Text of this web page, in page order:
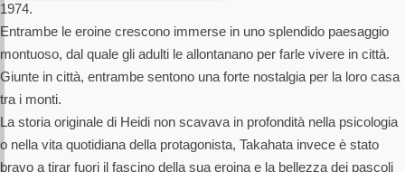
1974.
Entrambe le eroine crescono immerse in uno splendido paesaggio
montuoso, dal quale gli adulti le allontanano per farle vivere in città.
Giunte in città, entrambe sentono una forte nostalgia per la loro casa
tra i monti.
La storia originale di Heidi non scavava in profondità nella psicologia
o nella vita quotidiana della protagonista, Takahata invece è stato
bravo a tirar fuori il fascino della sua eroina e la bellezza dei pascoli